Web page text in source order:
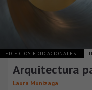
EDIFICIOS EDUCACIONALES
Arquitectura
Laura Munizaga